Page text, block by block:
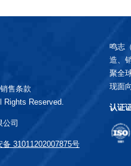
销售条款
Rights Reserved.
司
备 31011202007875号
鸣志
造、
聚全
现面
认证